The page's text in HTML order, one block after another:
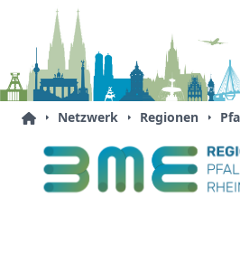
Netzwerk Regionen